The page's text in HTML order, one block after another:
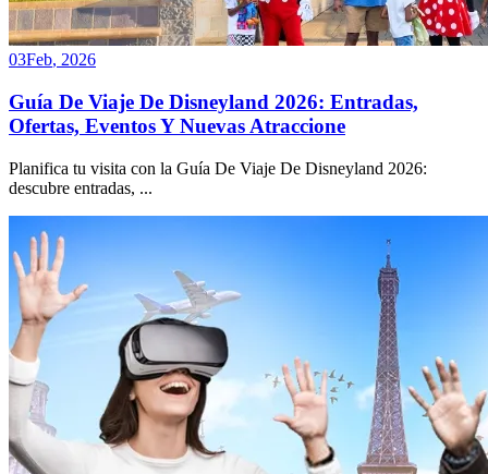
03Feb, 2026
Guía De Viaje De Disneyland 2026: Entradas,
Ofertas, Eventos Y Nuevas Atraccione
Planifica tu visita con la Guía De Viaje De Disneyland 2026:
descubre entradas, ...